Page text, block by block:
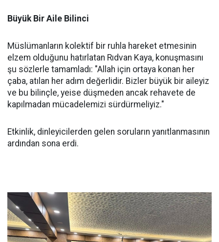
Büyük Bir Aile Bilinci
Müslümanların kolektif bir ruhla hareket etmesinin
elzem olduğunu hatırlatan Rıdvan Kaya, konuşmasını
şu sözlerle tamamladı: "Allah için ortaya konan her
çaba, atılan her adım değerlidir. Bizler büyük bir aileyiz
ve bu bilinçle, yeise düşmeden ancak rehavete de
kapılmadan mücadelemizi sürdürmeliyiz."
Etkinlik, dinleyicilerden gelen soruların yanıtlanmasının
ardından sona erdi.